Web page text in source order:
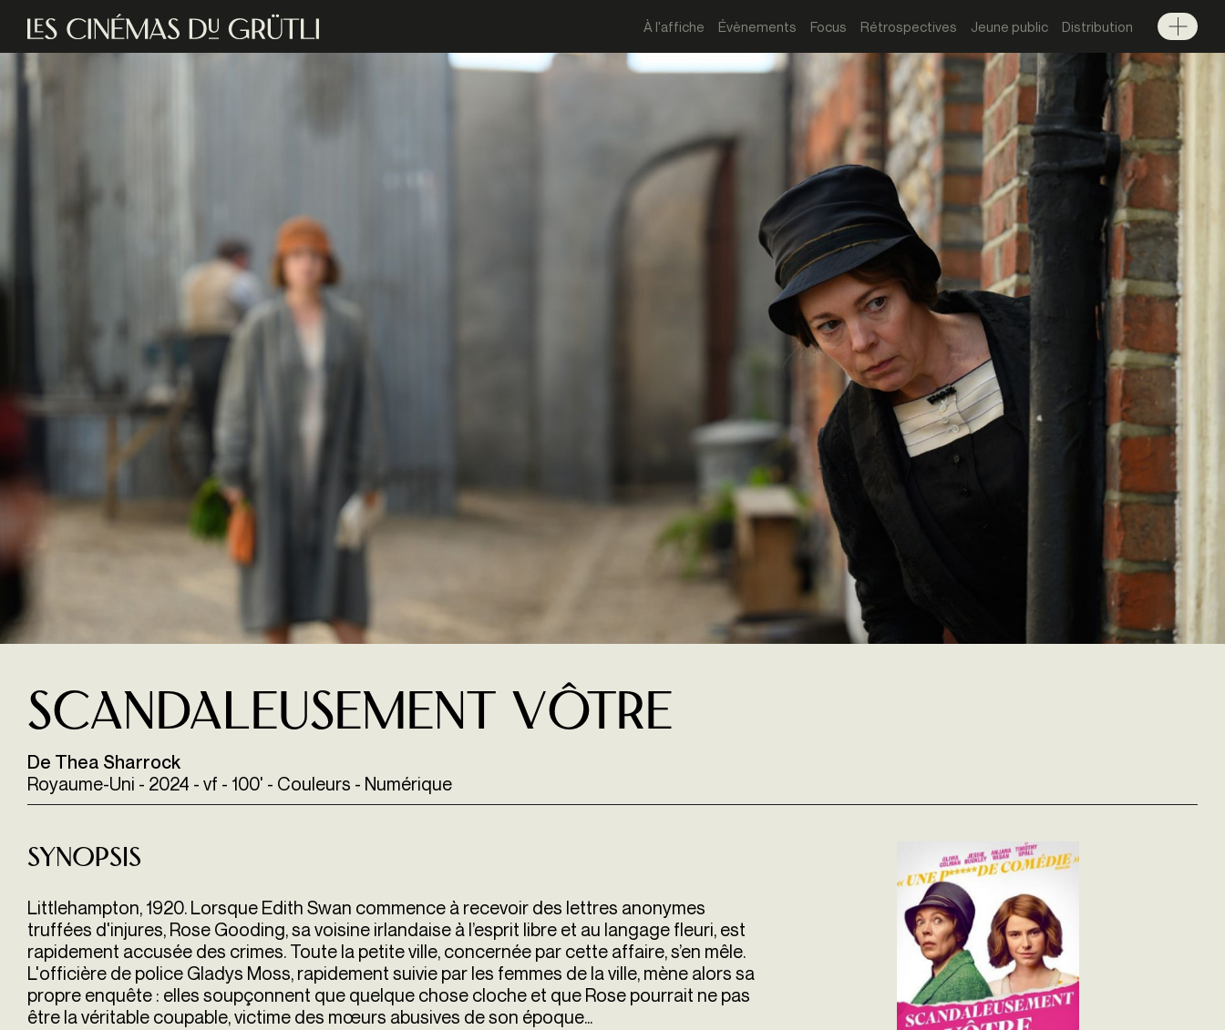
Aller au contenu principal
À l'affiche Évènements Focus Rétrospectives Jeune public Distribution
Menu
Scandaleusement vôtre
De Thea Sharrock
Royaume-Uni - 2024 - vf - 100' - Couleurs - Numérique
Synopsis
Littlehampton, 1920. Lorsque Edith Swan commence à recevoir des lettres anonymes
truffées d'injures, Rose Gooding, sa voisine irlandaise à l’esprit libre et au langage fleuri, est
rapidement accusée des crimes. Toute la petite ville, concernée par cette affaire, s’en mêle.
L'officière de police Gladys Moss, rapidement suivie par les femmes de la ville, mène alors sa
propre enquête : elles soupçonnent que quelque chose cloche et que Rose pourrait ne pas
être la véritable coupable, victime des mœurs abusives de son époque...